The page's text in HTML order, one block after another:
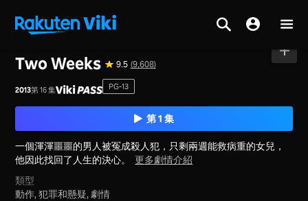
Two Weeks 9.5 (9,608)
2013第 16 集 PG-13
第 1 集
一個渾渾噩噩的男人被冤成殺人犯，只剩兩週能救病重的女兒，
他因此找回了人生的決心。
更多劇情介紹
類型
動作,犯罪和懸疑, 劇情